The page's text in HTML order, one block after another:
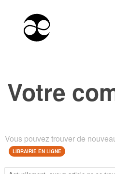
Votre
Vous pouvez trouver de
LIBRAIRIE EN LIGNE